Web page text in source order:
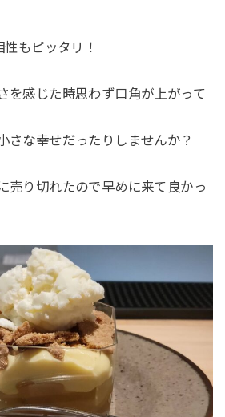
もピッタリ！
を感じた時思わず口角が上がって
さな幸せだったりしませんか？
売り切れたので早めに来て良かっ